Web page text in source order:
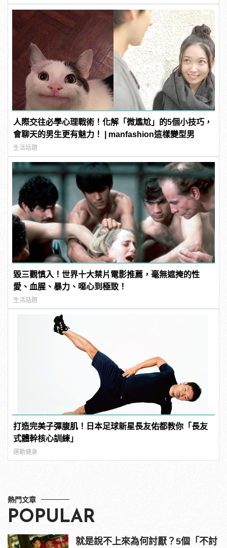
人際交往必學心理戰術！化解「微尷尬」的5個小技巧，
會聊天的男生更有魅力！ | manfashion這樣變型男
生活話題
毀三觀慎入！世界十大禁片電影推薦，毫無遮掩的性
愛、血腥、暴力、噁心到極致！
生活話題
打造完美子彈腹肌！日本足球新星長友佑都教你「長友
式體幹核心訓練」
運動健身
熱門文章
POPULAR
就是說不上來為何討厭？5個「不討